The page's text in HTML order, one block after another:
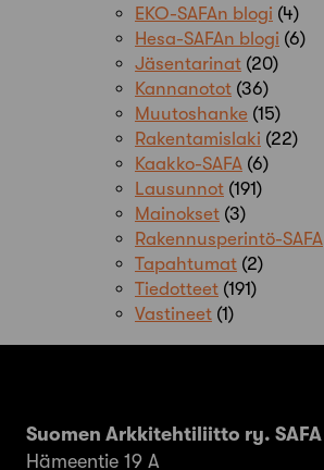
EKO-SAFAn blogi (4)
Hesa-SAFAn blogi (6)
Jäsentarinat (20)
Kannanotot (36)
Muutoshanke (15)
Rakentamislaki (22)
Kaakko-SAFA (6)
Lausunnot (191)
Mainokset (3)
Rakennusperintö-SAFA
Tapahtumat (2)
Tiedotteet (191)
Vastineet (1)
Suomen Arkkitehtiliitto ry. SAFA
Hämeentie 19 A